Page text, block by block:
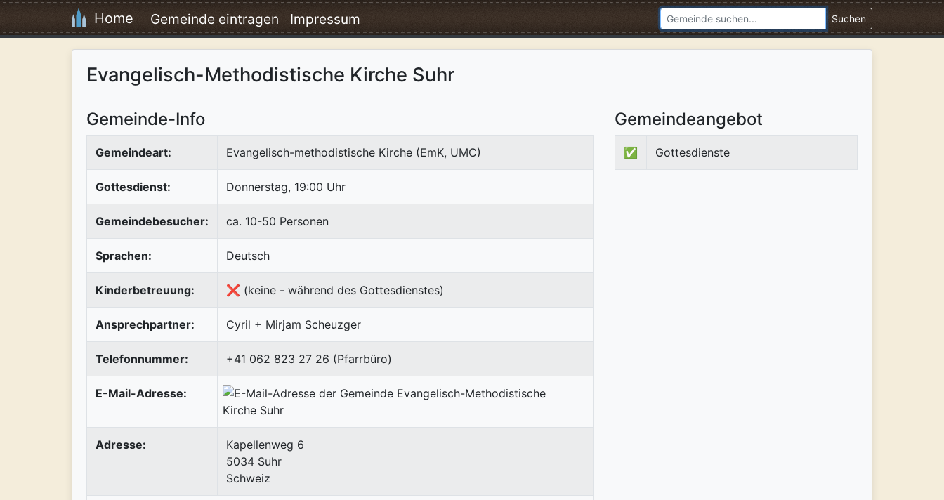
Home Gemeinde eintragen Impressum Suchen
Evangelisch-Methodistische Kirche Suhr
Gemeinde-Info
Gemeindeart: Evangelisch-methodistische Kirche (EmK, UMC)
Gottesdienst: Donnerstag, 19:00 Uhr
Gemeindebesucher: ca. 10-50 Personen
Sprachen: Deutsch
Kinderbetreuung: ❌ (keine - während des Gottesdienstes)
Ansprechpartner: Cyril + Mirjam Scheuzger
Telefonnummer: +41 062 823 27 26 (Pfarrbüro)
E-Mail-Adresse:
Adresse:
Kapellenweg 6
5034 Suhr
Schweiz
Gemeindeangebot
✅ Gottesdienste